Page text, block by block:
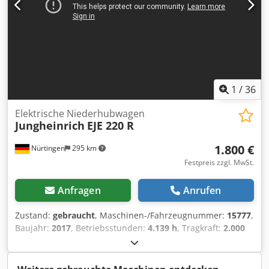
1 /36
Nürtingen 295 km
Elektrische Niederhubwagen
Jungheinrich EJE 220 R
1.800 €
Festpreis zzgl. MwSt.
Anfragen Anrufen
Zustand: gebraucht, Maschinen-/Fahrzeugnummer: 15777,
Baujahr: 2017, Betriebsstunden: 4.139 h, Tragkraft: 2.000
, Lastschwerpunkt:
Kraftstofftyp:elektrisch, Masttyp:Sonstige, Bauhöhe:
1.350 mm , Gabellänge: 1.150 mm, 4949986 Csdpfsw R Ay